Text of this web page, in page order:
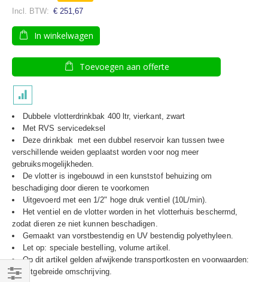
€ 251,67
In winkelwagen
Toevoegen aan offerte
Dubbele vlotterdrinkbak 400 ltr, vierkant, zwart
Met RVS servicedeksel
Deze drinkbak met een dubbel reservoir kan tussen twee
verschillende weiden geplaatst worden voor nog meer
gebruiksmogelijkheden.
De vlotter is ingebouwd in een kunststof behuizing om
beschadiging door dieren te voorkomen
Uitgevoerd met een 1/2" hoge druk ventiel (10L/min).
Het ventiel en de vlotter worden in het vlotterhuis beschermd,
zodat dieren ze niet kunnen beschadigen.
Gemaakt van vorstbestendig en UV bestendig polyethyleen.
Let op: speciale bestelling, volume artikel.
Op dit artikel gelden afwijkende transportkosten en voorwaarden:
zie uitgebreide omschrijving.